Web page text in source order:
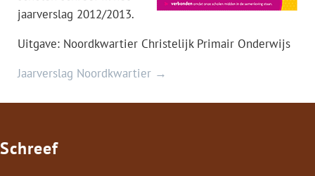
jaarverslag 2012/2013.
Uitgave: Noordkwartier Christelijk Primair Onderwijs
Jaarverslag Noordkwartier →
Schreef